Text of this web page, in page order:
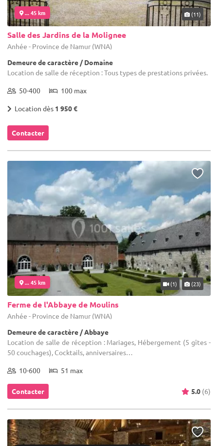
... 45 km (11)
Salle des Jardins de la Molignee
Anhée - Province de Namur (WNA)
Demeure de caractère / Domaine
Location de salle de réception : Tous types de prestations privées.
50-400 100 max
Location dès 1 950 €
Contacter
... 45 km (1) (23)
Ferme de l'Abbaye de Moulins
Anhée - Province de Namur (WNA)
Demeure de caractère / Abbaye
Location de salle de réception : Mariages, Hébergement (5 gîtes -
50 couchages), Cocktails, anniversaires…
10-600 51 max
Contacter 5.0 (6)